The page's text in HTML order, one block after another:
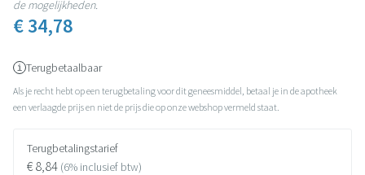
€ 34,78
Terugbetaalbaar
Als je recht hebt op een terugbetaling voor dit geneesmiddel, betaal je in de apotheek
een verlaagde prijs en niet de prijs die op onze webshop vermeld staat.
Terugbetalingstarief
€ 8,84 (6% inclusief btw)
de mogelijkheden.